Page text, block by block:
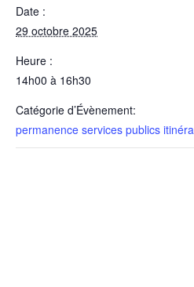
Date :
29 octobre 2025
Heure :
14h00 à 16h30
Catégorie d’Évènement:
permanence services publics